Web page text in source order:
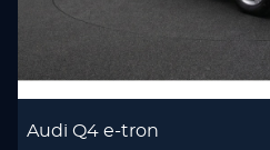
Audi Q4 e-tron